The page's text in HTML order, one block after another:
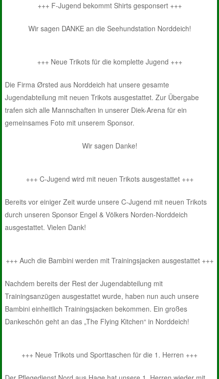
+++ F-Jugend bekommt Shirts gesponsert +++
Wir sagen DANKE an die Seehundstation Norddeich!
+++ Neue Trikots für die komplette Jugend +++
Die Firma Ørsted aus Norddeich hat unsere gesamte
Jugendabteilung mit neuen Trikots ausgestattet. Zur Übergabe
trafen sich alle Mannschaften in unserer Diek-Arena für ein
gemeinsames Foto mit unserem Sponsor.
Wir sagen Danke!
+++ C-Jugend wird mit neuen Trikots ausgestattet +++
Bereits vor einiger Zeit wurde unsere C-Jugend mit neuen Trikots
durch unseren Sponsor Engel & Völkers Norden-Norddeich
ausgestattet. Vielen Dank!
+++ Auch die Bambini werden mit Trainingsjacken ausgestattet +++
Nachdem bereits der Rest der Jugendabteilung mit
Trainingsanzügen ausgestattet wurde, haben nun auch unsere
Bambini einheitlich Trainingsjacken bekommen. Ein großes
Dankeschön geht an das „The Flying Kitchen“ in Norddeich!
+++ Neue Trikots und Sporttaschen für die 1. Herren +++